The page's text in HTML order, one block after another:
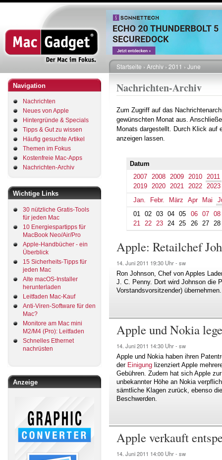
Direkt
zum
Inhalt
Navigation
Nachrichten
Neues von Apple
Hintergründe & Specials
Tipps & Gut zu wissen
Häufig gesuchte Artikel
Themen im Fokus
Kostenfreie Mac-Apps
Nachrichten-Archiv
Wichtige Links
30 nützliche Gratis-Tools
für jeden Mac
10 Energiespartipps für
MacBook Neo/Air/Pro
Apple-Handbücher - ein
Überblick
15 Sicherheits-Tipps für
jeden Mac
Alte macOS-Installer
herunterladen
Leitfaden Mac-Kauf
Anti-Viren-Software für den
Mac?
Monitore am Mac mini
M2/M4 (Pro): Leitfaden
Schnelles Ethernet
nachrüsten
Anzeige
Pfadnavigation
Startseite Archiv 2011 June
Nachrichten-Archiv
Zum Zugriff auf das
gewünschten Monat aus.
Monats dargestellt. Durch Klick auf
anzeigen lassen.
Datum
2007
2008 2009 2010
2011
2019
2020 2021 2022
2023
Jan.
Febr. März Apr Mai
01
02 03 04 05 06 07
08
21
22 23 24 25 26 27 28
Apple: Retailchef
14. Juni 2011 19:30 Uhr - sw
Ron Johnson, Chef von Apples
J. C. Penny. Dort wird Johnson die
Vorstandsvorsitzender) übernehmen.
Apple und Nokia
14. Juni 2011 14:30 Uhr - sw
Apple und Nokia haben ihren
der Einigung lizenziert Apple
Gebühren. Zudem hat sich Apple
unbekannter Höhe an Nokia
sämtliche Klagen zurück, ebenso
Beschwerden.
Apple verkauft
14. Juni 2011 14:00 Uhr - sw